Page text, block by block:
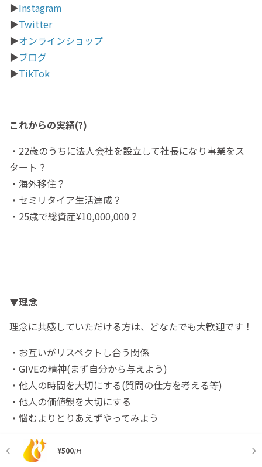
¥500/月
▶︎Instagram
▶︎Twitter
▶︎オンラインショップ
▶︎ブログ
▶︎TikTok
これからの実績(?)
・22歳のうちに法人会社を設立して社長になり事業をス
タート？
・海外移住？
・セミリタイア生活達成？
・25歳で総資産¥10,000,000？
▼理念
理念に共感していただける方は、どなたでも大歓迎です！
・お互いがリスペクトし合う関係
・GIVEの精神(まず自分から与えよう)
・他人の時間を大切にする(質問の仕方を考える等)
・他人の価値観を大切にする
・悩むよりとりあえずやってみよう
＝＝＝＝＝＝＝＝＝＝